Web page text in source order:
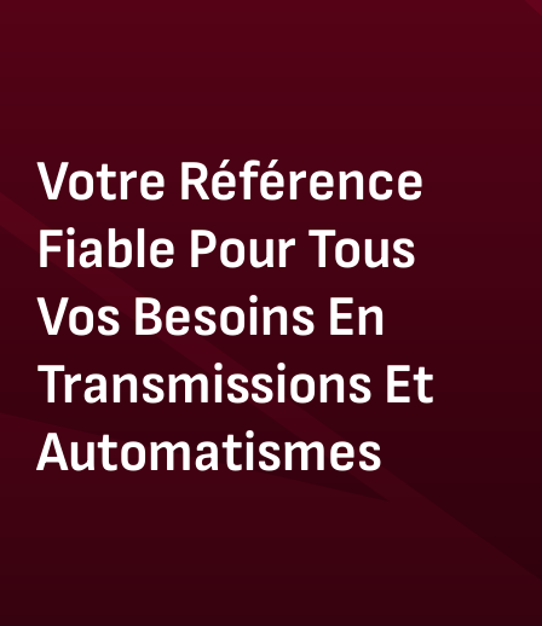
Votre Référence
Fiable Pour Tous
Vos Besoins En
Transmissions Et
Automatismes